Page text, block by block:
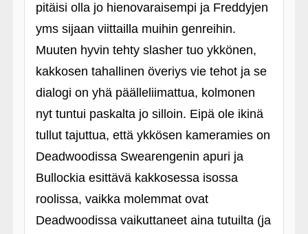
pitäisi olla jo hienovaraisempi ja Freddyjen
yms sijaan viittailla muihin genreihin.
Muuten hyvin tehty slasher tuo ykkönen,
kakkosen tahallinen överiys vie tehot ja se
dialogi on yhä päälleliimattua, kolmonen
nyt tuntui paskalta jo silloin. Eipä ole ikinä
tullut tajuttua, että ykkösen kameramies on
Deadwoodissa Swearengenin apuri ja
Bullockia esittävä kakkosessa isossa
roolissa, vaikka molemmat ovat
Deadwoodissa vaikuttaneet aina tutuilta (ja